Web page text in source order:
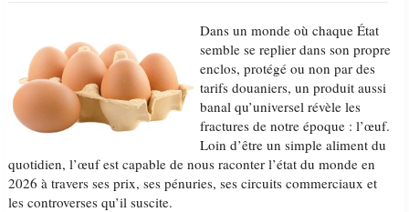
Dans un monde où chaque État
semble se replier dans son propre
enclos, protégé ou non par des
tarifs douaniers, un produit aussi
banal qu’universel révèle les
fractures de notre époque : l’œuf.
Loin d’être un simple aliment du
quotidien, l’œuf est capable de nous raconter l’état du monde en
2026 à travers ses prix, ses pénuries, ses circuits commerciaux et
les controverses qu’il suscite.